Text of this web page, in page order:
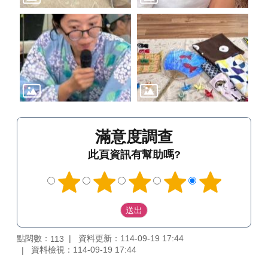
滿意度調查
此頁資訊有幫助嗎?
點閱數： 113
資料更新：114-09-19 17:44
資料檢視：114-09-19 17:44